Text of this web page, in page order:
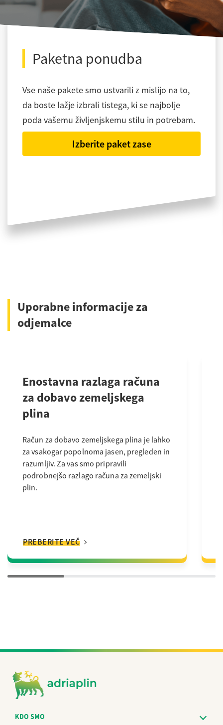
Paketna ponudba
Vse naše pakete smo ustvarili z mislijo na to,
da boste lažje izbrali tistega, ki se najbolje
poda vašemu življenjskemu stilu in potrebam.
Izberite paket zase
Uporabne informacije za
odjemalce
Enostavna razlaga računa
za dobavo zemeljskega
plina
Račun za dobavo zemeljskega plina je lahko
za vsakogar popolnoma jasen, pregleden in
razumljiv. Za vas smo pripravili
podrobnejšo razlago računa za zemeljski
plin.
PREBERITE VEČ
KDO SMO